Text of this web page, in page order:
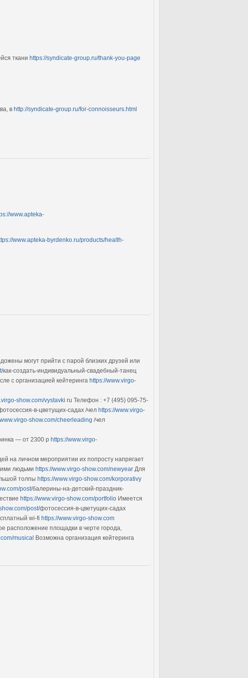
ткани https://syndicate-group.ru/thank-you-page
в http://syndicate-group.ru/for-connoisseurs.html
www.apteka-
www.apteka-byrdenko.ru/products/health-
могут прийти с парой близких друзей или
как-создать-индивидуальный-свадебный-танец
с организацией кейтеринга https://www.virgo-
show.com/vystavki ru Телефон : +7 (495) 095-75-
в-цветущих-садах /чел https://www.virgo-
show.com/cheerleading /чел
— от 2300 р https://www.virgo-
на личном мероприятии их попросту напрягает
людьми https://www.virgo-show.com/newyear Для
толпы https://www.virgo-show.com/korporativy
post/балерины-на-детский-праздник-
https://www.virgo-show.com/portfolio Имеется
post/фотосессия-в-цветущих-садах
wi-fi https://www.virgo-show.com
расположение площадки в черте города,
musical Возможна организация кейтеринга